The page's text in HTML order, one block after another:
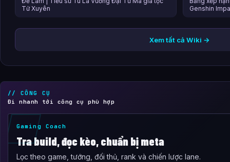
Tử Xuyên
Genshin
Xem tất cả Wiki →
// CÔNG CỤ
Đi nhanh tới công cụ phù hợp
Gaming Coach
Tra build, đọc kèo, chuẩn bị meta
Lọc theo game, tướng, đối thủ, rank và chiến lược lane.